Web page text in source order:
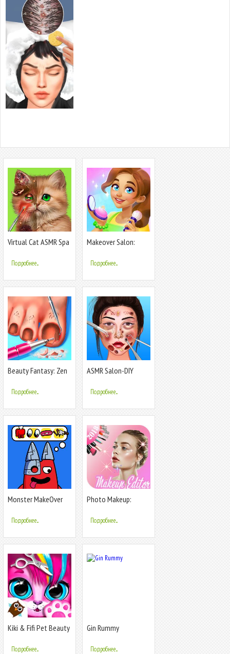
Virtual Cat ASMR Spa
Подробнее...
Makeover Salon:
Подробнее...
Beauty Fantasy: Zen
Подробнее...
ASMR Salon-DIY
Подробнее...
Monster MakeOver
Подробнее...
Photo Makeup:
Makeup Face
Подробнее...
Kiki & Fifi Pet Beauty
Makeup
Подробнее...
Gin Rummy
Подробнее...